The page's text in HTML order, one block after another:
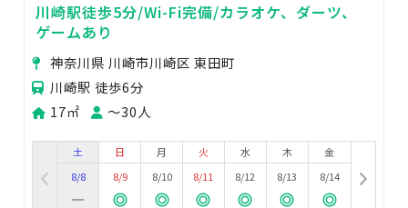
川崎駅徒歩5分/Wi-Fi完備/カラオケ、ダーツ、
ゲームあり
神奈川県 川崎市川崎区 東田町
川崎駅 徒歩6分
17㎡
〜30人
土
8/8
日
8/9
月
8/10
火
8/11
水
8/12
木
8/13
金
8/14